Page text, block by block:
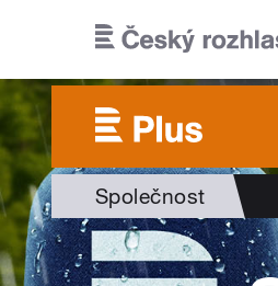
Společnost